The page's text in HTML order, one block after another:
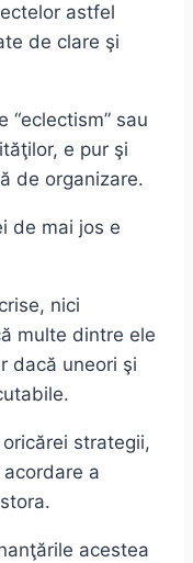
astfel
de clare şi
“eclectism” sau
e pur şi
de organizare.
de mai jos e
nici
multe dintre ele
dacă uneori şi
strategii,
a
acestea